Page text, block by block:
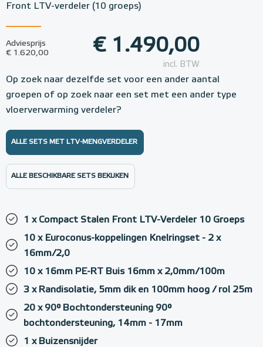
Front LTV-verdeler (10 groeps)
Adviesprijs
€ 1.620,00
€ 1.490,00
incl. BTW
Op zoek naar dezelfde set voor een ander aantal
groepen of op zoek naar een set met een ander type
vloerverwarming verdeler?
ALLE SETS MET LTV-MENGVERDELER
ALLE BESCHIKBARE SETS BEKIJKEN
1 x Compact Stalen Front LTV-Verdeler 10 Groeps
10 x Euroconus-koppelingen Knelringset - 2 x
16mm/2,0
10 x 16mm PE-RT Buis 16mm x 2,0mm/100m
3 x Randisolatie, 5mm dik en 100mm hoog / rol 25m
20 x 90° Bochtondersteuning 90°
bochtondersteuning, 14mm - 17mm
1 x Buizensnijder